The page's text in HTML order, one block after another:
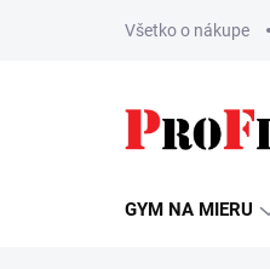
Všetko o nákupe
GYM NA MIERU